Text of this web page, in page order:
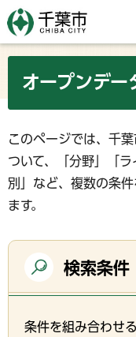
オープンデ
このページでは、千
ついて、「分野」「
別」など、複数の条
ます。
検索条件
条件を組み合わせ